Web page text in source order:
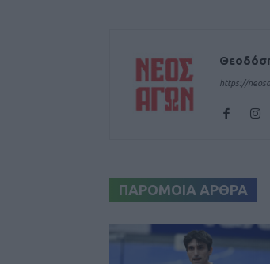
https://
ΠΑΡΟΜΟΙΑ ΑΡΘΡΑ